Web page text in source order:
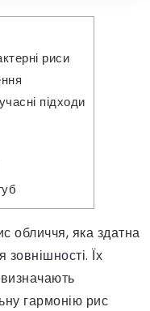
риси
підходи
обличчя, яка здатна
Їх
гармонію рис